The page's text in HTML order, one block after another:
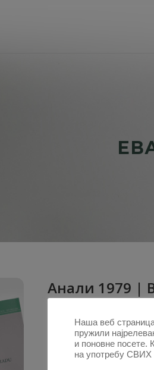
Анaли 1979 |
1. ОКТ. 2020.
Наша веб
пружили
и поновне посете.
на употребу СВИХ